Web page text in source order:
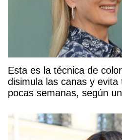
Esta es la técnica de
disimula las canas y
pocas semanas, según